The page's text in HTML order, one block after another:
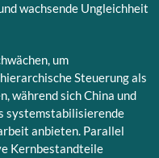
wachsende Ungleichheit
um
Steuerung als
während sich China und
systemstabilisierende
anbieten. Parallel
Kernbestandteile